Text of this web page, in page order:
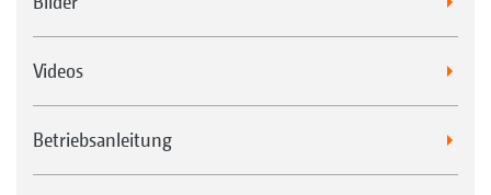
Videos
Betriebsanleitung